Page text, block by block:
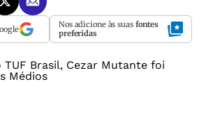
Nos adicione às suas fontes
preferidas